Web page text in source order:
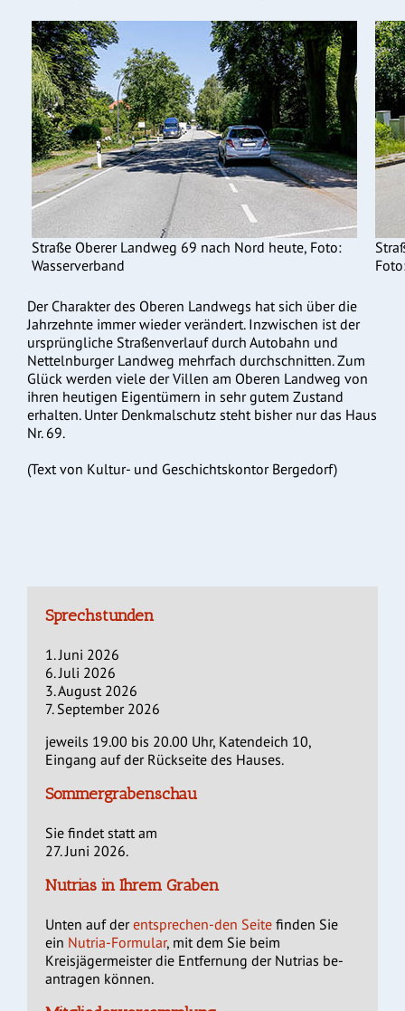
Straße Oberer Landweg 69 nach Nord heute, Foto:
Wasserverband
Der Charakter des Oberen Landwegs hat sich über die
Jahrzehnte immer wieder verändert. Inzwischen ist der
ursprüngliche Straßenverlauf durch Autobahn und
Nettelnburger Landweg mehrfach durchschnitten. Zum
Glück werden viele der Villen am Oberen Landweg von
ihren heutigen Eigentümern in sehr gutem Zustand
erhalten. Unter Denkmalschutz steht bisher nur das Haus
Nr. 69.
(Text von Kultur- und Geschichtskontor Bergedorf)
Sprechstunden
1. Juni 2026
6. Juli 2026
3. August 2026
7. September 2026
jeweils 19.00 bis 20.00 Uhr, Katendeich 10,
Eingang auf der Rückseite des Hauses.
Sommergrabenschau
Sie findet statt am
27. Juni 2026.
Nutrias in Ihrem Graben
Unten auf derentsprechen-den Seite finden Sie
ein Nutria-Formular, mit dem Sie beim
Kreisjägermeister die Entfernung der Nutrias be-
antragen können.